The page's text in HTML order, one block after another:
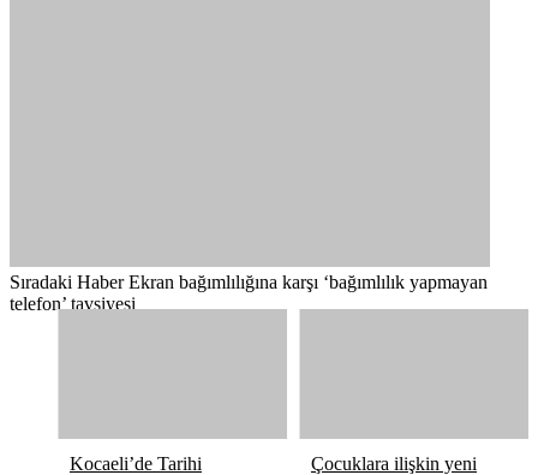
Sıradaki Haber Ekran bağımlılığına karşı ‘bağımlılık yapmayan
telefon’ tavsiyesi
Kocaeli’de Tarihi
Çocuklara ilişkin yeni